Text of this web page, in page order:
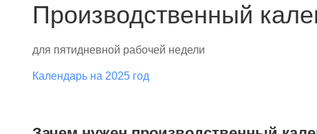
Производственный
для пятидневной рабочей недели
Календарь на 2025 год